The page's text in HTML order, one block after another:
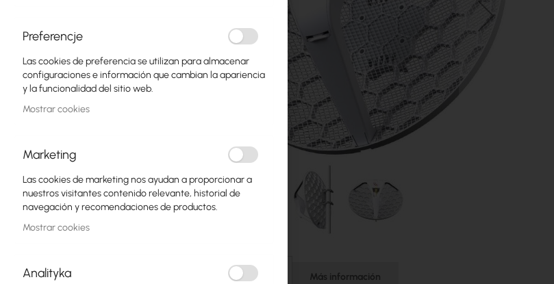
Switch
Puntos de Acceso
Cables Coaxiales
GPON
Cables LAN
Routers LAN
comienzo
Detalles Más información
Preferencje
Las cookies de preferencia se utilizan para almacenar
configuraciones e información que cambian la apariencia
y la funcionalidad del sitio web.
Mostrar cookies
Marketing
Las cookies de marketing nos ayudan a proporcionar a
nuestros visitantes contenido relevante, historial de
navegación y recomendaciones de productos.
Mostrar cookies
Analityka